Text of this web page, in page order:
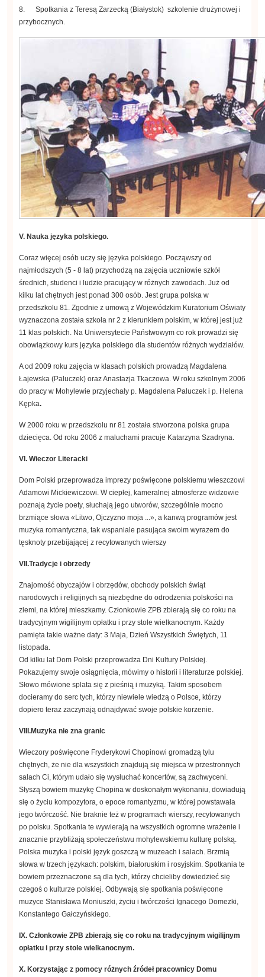
8. Spotkania z Teresą Zarzecką (Białystok) szkolenie drużynowej i
przybocznych.
V. Nauka języka polskiego.
Coraz więcej osób uczy się języka polskiego. Począwszy od
najmłodszych (5 - 8 lat) przychodzą na zajęcia uczniowie szkół
średnich, studenci i ludzie pracujący w różnych zawodach. Już od
kilku lat chętnych jest ponad 300 osób. Jest grupa polska w
przedszkolu 81. Zgodnie z umową z Wojewódzkim Kuratorium Oświaty
wyznaczona została szkoła nr 2 z kierunkiem polskim, w której jest już
11 klas polskich. Na Uniwersytecie Państwowym co rok prowadzi się
obowiązkowy kurs języka polskiego dla studentów różnych wydziałów.
A od 2009 roku zajęcia w klasach polskich prowadzą Magdalena
Łajewska (Paluczek) oraz Anastazja Tkaczowa. W roku szkolnym 2006
do pracy w Mohylewie przyjechały p. Magdalena Paluczek i p. Helena
Kępka.
W 2000 roku w przedszkolu nr 81 została stworzona polska grupa
dziecięca. Od roku 2006 z maluchami pracuje Katarzyna Szadryna.
VI. Wieczor Literacki
Dom Polski przeprowadza imprezy poświęcone polskiemu wieszczowi
Adamowi Mickiewiczowi. W ciepłej, kameralnej atmosferze widzowie
poznają życie poety, słuchają jego utworów, szczególnie mocno
brzmiące słowa «Litwo, Ojczyzno moja ...», a kanwą programów jest
muzyka romantyczna, tak wspaniale pasująca swoim wyrazem do
tęsknoty przebijającej z recytowanych wierszy
VII.Tradycje i obrzedy
Znajomość obyczajów i obrzędów, obchody polskich świąt
narodowych i religijnych są niezbędne do odrodzenia polskości na
ziemi, na której mieszkamy. Członkowie ZPB zbierają się co roku na
tradycyjnym wigilijnym opłatku i przy stole wielkanocnym. Każdy
pamięta takie ważne daty: 3 Maja, Dzień Wszystkich Świętych, 11
listopada.
Od kilku lat Dom Polski przeprowadza Dni Kultury Polskiej.
Pokazujemy swoje osiągnięcia, mówimy o historii i literaturze polskiej.
Słowo mówione splata się z pieśnią i muzyką. Takim sposobem
docieramy do serc tych, którzy niewiele wiedzą o Polsce, którzy
dopiero teraz zaczynają odnajdywać swoje polskie korzenie.
VIII.Muzyka nie zna granic
Wieczory poświęcone Fryderykowi Chopinowi gromadzą tylu
chętnych, że nie dla wszystkich znajdują się miejsca w przestronnych
salach Ci, którym udało się wysłuchać koncertów, są zachwyceni.
Słyszą bowiem muzykę Chopina w doskonałym wykonaniu, dowiadują
się o życiu kompozytora, o epoce romantyzmu, w której powstawała
jego twórczość. Nie braknie też w programach wierszy, recytowanych
po polsku. Spotkania te wywierają na wszystkich ogromne wrażenie i
znacznie przybliżają społeczeństwu mohylewskiemu kulturę polską.
Polska muzyka i polski język goszczą w muzeach i salach. Brzmią
słowa w trzech językach: polskim, białoruskim i rosyjskim. Spotkania te
bowiem przeznaczone są dla tych, którzy chcieliby dowiedzieć się
czegoś o kulturze polskiej. Odbywają się spotkania poświęcone
muzyce Stanisława Moniuszki, życiu i twórczości Ignacego Domezki,
Konstantego Gałczyńskiego.
IX. Członkowie ZPB zbierają się co roku na tradycyjnym wigilijnym
opłatku i przy stole wielkanocnym.
X. Korzystając z pomocy różnych źródeł pracownicy Domu